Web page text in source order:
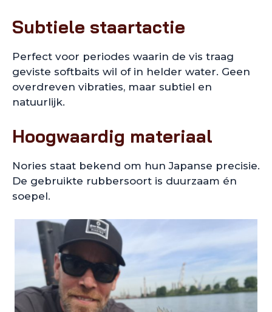
Subtiele staartactie
Perfect voor periodes waarin de vis traag
geviste softbaits wil of in helder water. Geen
overdreven vibraties, maar subtiel en
natuurlijk.
Hoogwaardig materiaal
Nories staat bekend om hun Japanse precisie.
De gebruikte rubbersoort is duurzaam én
soepel.